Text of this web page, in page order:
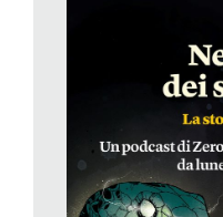
preparato il terreno alle
Ne emerge il quadro di
permeata da
2000, avvalendosi di
supporto, hanno lasciato